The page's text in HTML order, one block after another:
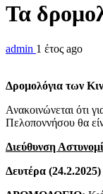
Τα
admin 1 έτος ago
Δρομολόγια των
Ανακοινώνεται ότι
Πελοποννήσου θα
Διεύθυνση
Δευτέρα